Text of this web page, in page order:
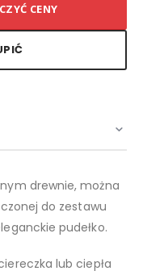
CENY
drewnie, można
do zestawu
pudełko.
lub ciepła